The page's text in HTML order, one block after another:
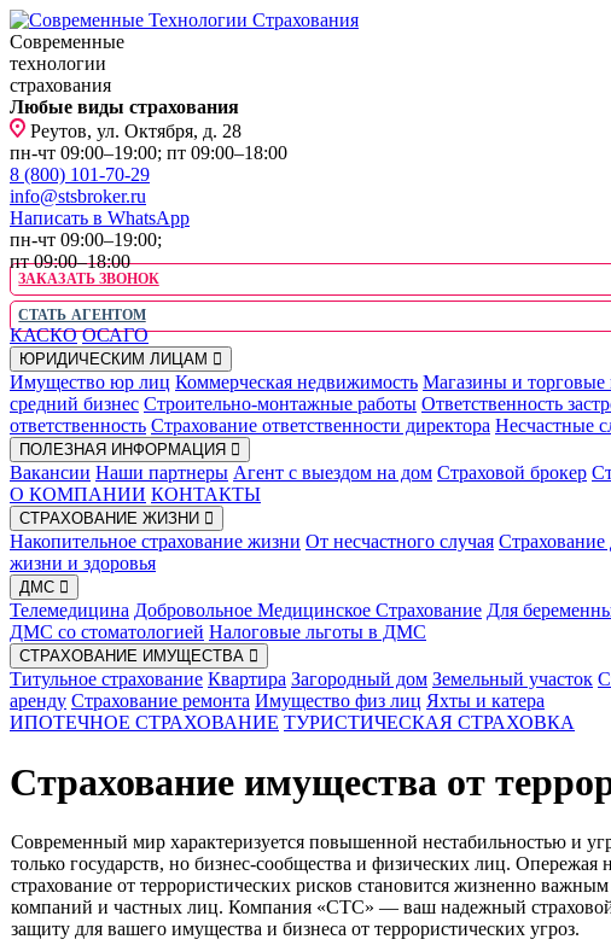
Современные
технологии
страхования
Любые виды страхования
Реутов, ул. Октября, д. 28
пн-чт 09:00–19:00; пт 09:00–18:00
8 (800) 101-70-29
info@stsbroker.ru
Написать в WhatsApp
пн-чт 09:00–19:00;
пт 09:00–18:00
ЗАКАЗАТЬ ЗВОНОК
СТАТЬ АГЕНТОМ
КАСКО ОСАГО
ЮРИДИЧЕСКИМ ЛИЦАМ
Имущество юр лиц Коммерческая недвижимость Магазины и торговые
средний бизнес Строительно-монтажные работы Ответственность
ответственность Страхование ответственности директора Несчастные
ПОЛЕЗНАЯ ИНФОРМАЦИЯ
Вакансии Наши партнеры Агент с выездом на дом Страховой брокер
О КОМПАНИИ КОНТАКТЫ
СТРАХОВАНИЕ ЖИЗНИ
Накопительное страхование жизни От несчастного случая Страхование
жизни и здоровья
ДМС
Телемедицина Добровольное Медицинское Страхование Для
ДМС со стоматологией Налоговые льготы в ДМС
СТРАХОВАНИЕ ИМУЩЕСТВА
Титульное страхование Квартира Загородный дом Земельный участок
аренду Страхование ремонта Имущество физ лиц Яхты и катера
ИПОТЕЧНОЕ СТРАХОВАНИЕ ТУРИСТИЧЕСКАЯ СТРАХОВКА
Страхование имущества от
Современный мир характеризуется повышенной нестабильностью и
только государств, но бизнес-сообщества и физических лиц. Опережая
страхование от террористических рисков становится жизненно
компаний и частных лиц. Компания «СТС» — ваш надежный
защиту для вашего имущества и бизнеса от террористических угроз.